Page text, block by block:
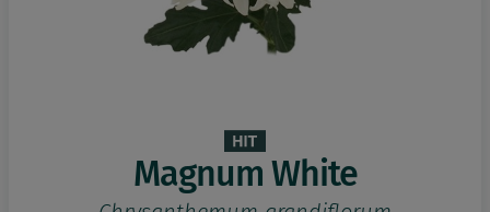
Magnum White